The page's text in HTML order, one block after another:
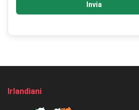
Invia
Irlandiani